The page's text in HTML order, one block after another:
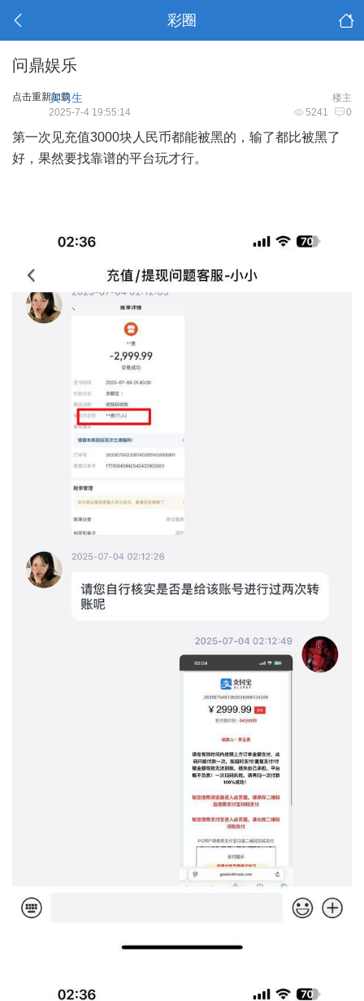
彩圈
问鼎娱乐
点击重新加载 楼主
实习生
5241 0
2025-7-4 19:55:14
第一次见充值3000块人民币都能被黑的，输了都比被黑了
好，果然要找靠谱的平台玩才行。